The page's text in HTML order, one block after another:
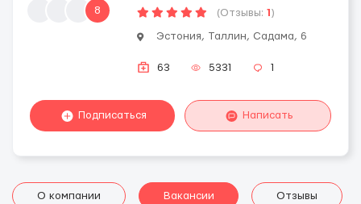
8 (Отзывы: 1 )
Эстония, Таллин, Садама, 6
63 5331 1
Подписаться Написать
О компании Вакансии Отзывы